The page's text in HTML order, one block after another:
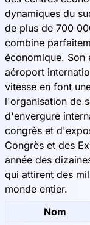
dynamiques du
de plus de 700
combine
économique. Son
aéroport
vitesse en font
l'organisation de
d'envergure
congrès et
Congrès et des
année des
qui attirent des
monde entier.
Nom